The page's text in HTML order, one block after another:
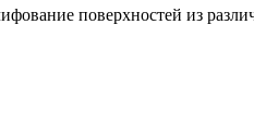
поверхностей из